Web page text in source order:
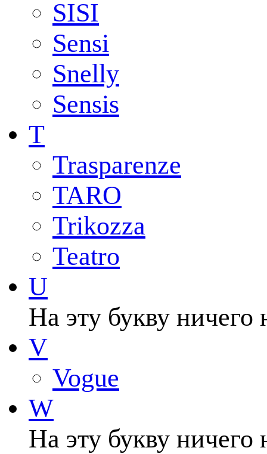
SISI
Sensi
Snelly
Sensis
T
Trasparenze
TARO
Trikozza
Teatro
U
На эту букву ничего
V
Vogue
W
На эту букву ничего